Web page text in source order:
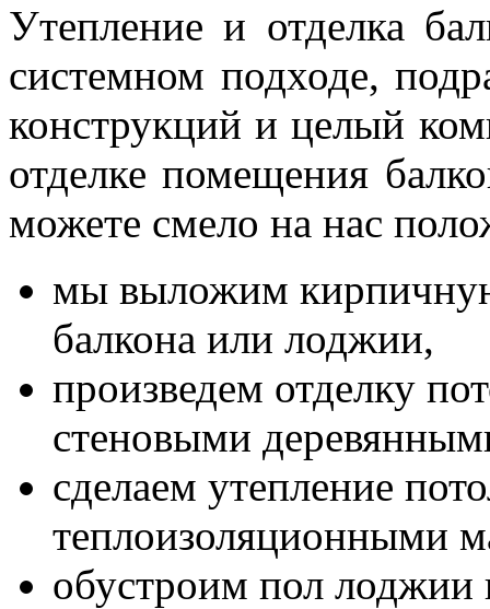
Утепление и отделка
системном подходе,
конструкций и целый
отделке помещения
можете смело на нас
мы выложим
балкона или лоджии,
произведем отделку
стеновыми
сделаем утепление
теплоизоляционными
обустроим пол лоджии